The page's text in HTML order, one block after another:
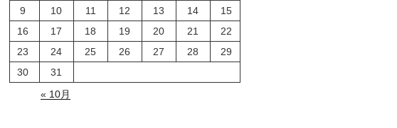
9
10 11 12 13 14
15
16
17 18 19 20 21
22
23
24 25 26 27 28
29
30
31
« 10月